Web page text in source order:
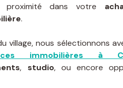
proximité dans votre
.
village, nous sélectionnons
immobilières à
, studio, ou encore